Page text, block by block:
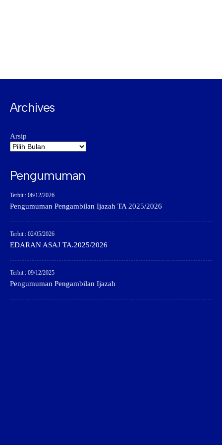
Archives
Arsip
Pengumuman
Terbit : 06/12/2026
Pengumuman Pengambilan Ijazah TA 2025/2026
Terbit : 02/05/2026
EDARAN ASAJ TA.2025/2026
Terbit : 09/12/2025
Pengumuman Pengambilan Ijazah